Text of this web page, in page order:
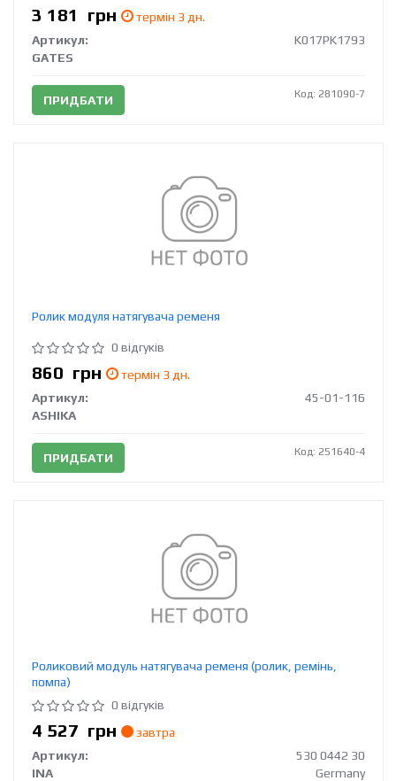
3 181 грн
термін 3 дн.
Артикул:
K017PK1793
GATES
ПРИДБАТИ Код: 281090-7
Ролик модуля натягувача ременя
0 відгуків
860 грн
термін 3 дн.
Артикул:
45-01-116
ASHIKA
ПРИДБАТИ Код: 251640-4
Роликовий модуль натягувача ременя (ролик, ремінь,
помпа)
0 відгуків
4 527 грн
завтра
Артикул:
530 0442 30
INA
Germany